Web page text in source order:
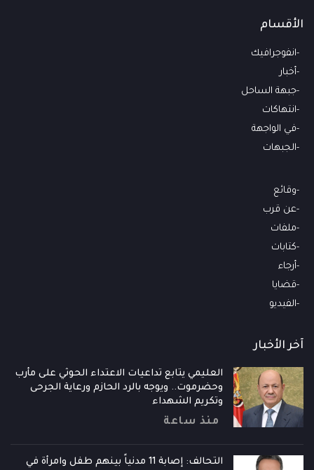
الأقسام
انفوجرافيك
أخبار
جبهة الساحل
انتهاكات
في الواجهة
الجبهات
وقائع
عن قرب
ملفات
كتابات
أرجاء
قضايا
الفيديو
آخر الأخبار
العليمي يتابع تداعيات الاعتداء الحوثي على مأرب
وحضرموت.. ويوجه بالرد الحازم ورعاية الجرحى
وتكريم الشهداء
منذ ساعة
التحالف: إصابة 11 مدنياً بينهم طفل وامرأة في